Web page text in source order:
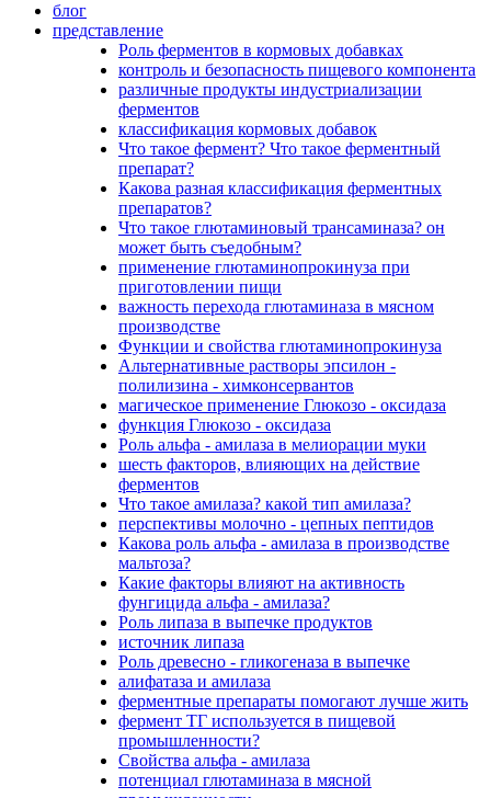
блог
представление
Роль ферментов в кормовых добавках
контроль и безопасность пищевого компонента
различные продукты индустриализации
ферментов
классификация кормовых добавок
Что такое фермент? Что такое ферментный
препарат?
Какова разная классификация ферментных
препаратов?
Что такое глютаминовый трансаминаза? он
может быть съедобным?
применение глютаминопрокинуза при
приготовлении пищи
важность перехода глютаминаза в мясном
производстве
Функции и свойства глютаминопрокинуза
Альтернативные растворы эпсилон -
полилизина - химконсервантов
магическое применение Глюкозо - оксидаза
функция Глюкозо - оксидаза
Роль альфа - амилаза в мелиорации муки
шесть факторов, влияющих на действие
ферментов
Что такое амилаза? какой тип амилаза?
перспективы молочно - цепных пептидов
Какова роль альфа - амилаза в производстве
мальтоза?
Какие факторы влияют на активность
фунгицида альфа - амилаза?
Роль липаза в выпечке продуктов
источник липаза
Роль древесно - гликогеназа в выпечке
алифатаза и амилаза
ферментные препараты помогают лучше жить
фермент ТГ используется в пищевой
промышленности?
Свойства альфа - амилаза
потенциал глютаминаза в мясной